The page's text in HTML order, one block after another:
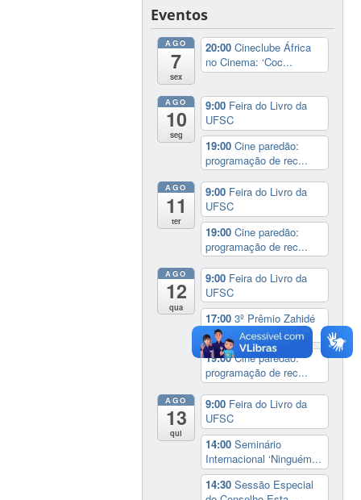
Eventos
AGO
7
sex
20:00Cineclube África
no Cinema: ‘Coc...
AGO
10
seg
9:00 Feira do Livro da
UFSC
19:00Cine paredão:
programação de rec...
AGO
11
ter
9:00 Feira do Livro da
UFSC
19:00Cine paredão:
programação de rec...
AGO
12
qua
9:00 Feira do Livro da
UFSC
17:003º Prêmio Zahidé
Muzart
19:00Cine paredão:
programação de rec...
AGO
13
qui
9:00 Feira do Livro da
UFSC
14:00Seminário
Internacional ‘Ninguém...
14:30Sessão Especial